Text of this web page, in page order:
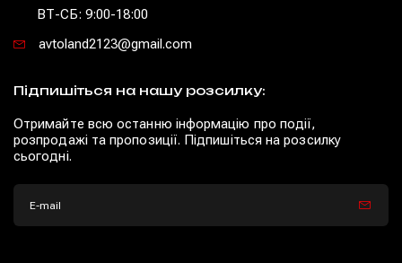
ВТ-СБ: 9:00-18:00
avtoland2123@gmail.com
Підпишіться на нашу розсилку:
Отримайте всю останню інформацію про події,
розпродажі та пропозиції. Підпишіться на розсилку
сьогодні.